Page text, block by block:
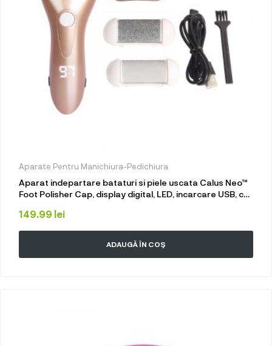
Aparate Pentru Manichiura-Pedichiura
Aparat indepartare bataturi si piele uscata Calus Neo™
Foot Polisher Cap, display digital, LED, incarcare USB, cu
149.99 lei
ADAUGĂ ÎN COȘ